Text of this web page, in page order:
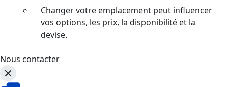
Changer votre emplacement peut influencer
vos options, les prix, la disponibilité et la
devise.
Nous contacter